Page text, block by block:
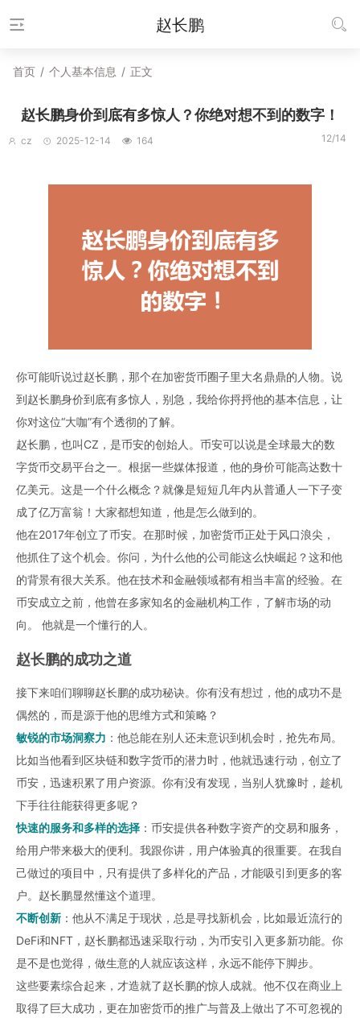
赵长鹏
首页 / 个人基本信息 / 正文
赵长鹏身价到底有多惊人？你绝对想不到的数字！
cz 2025-12-14 164 12/14
你可能听说过赵长鹏 ，那个在加密货币圈子里大名鼎鼎的人物。说
到赵长鹏身价到底有多惊人，别急，我给你捋捋他的基本信息，让
你对这位“大咖”有个透彻的了解。
赵长鹏 ，也叫CZ，是币安的创始人。 币安可以说是全球最大的数
字货币交易平台之一。根据一些媒体报道，他的身价可能高达数十
亿美元。这是一个什么概念？就像是短短几年内从普通人一下子变
成了亿万富翁！大家都想知道，他是怎么做到的。
他在2017年创立了币安。在那时候， 加密货币正处于风口浪尖，
他抓住了这个机会。你问，为什么他的公司能这么快崛起？这和他
的背景有很大关系。他在技术和金融领域都有相当丰富的经验。在
币安成立之前，他曾在多家知名的金融机构工作，了解市场的动
向。 他就是一个懂行的人。
赵长鹏的成功之道
接下来咱们聊聊赵长鹏的成功秘诀。你有没有想过，他的成功不是
偶然的，而是源于他的思维方式和策略？
敏锐的市场洞察力 ：他总能在别人还未意识到机会时，抢先布局。
比如当他看到区块链和数字货币的潜力时，他就迅速行动，创立了
币安，迅速积累了用户资源。你有没有发现，当别人犹豫时，趁机
下手往往能获得更多呢？
快速的服务和多样的选择 ：币安提供各种数字资产的交易和服务，
给用户带来极大的便利。我跟你讲，用户体验真的很重要。在我自
己做过的项目中，只有提供了多样化的产品，才能吸引到更多的客
户。赵长鹏显然懂这个道理。
不断创新 ：他从不满足于现状，总是寻找新机会，比如最近流行的
DeFi和NFT，赵长鹏都迅速采取行动，为币安引入更多新功能。你
是不是也觉得，做生意的人就应该这样，永远不能停下脚步。
这些要素综合起来，才造就了赵长鹏的惊人成就。他不仅在商业上
取得了巨大成功，更在加密货币的推广与普及上做出了不可忽视的